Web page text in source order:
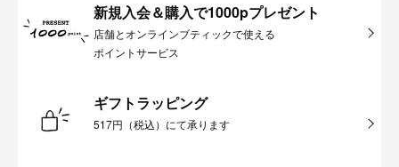
新規入会＆購入で1000pプレゼント
店舗とオンラインブティックで使える
ポイントサービス
ギフトラッピング
517円（税込）にて承ります